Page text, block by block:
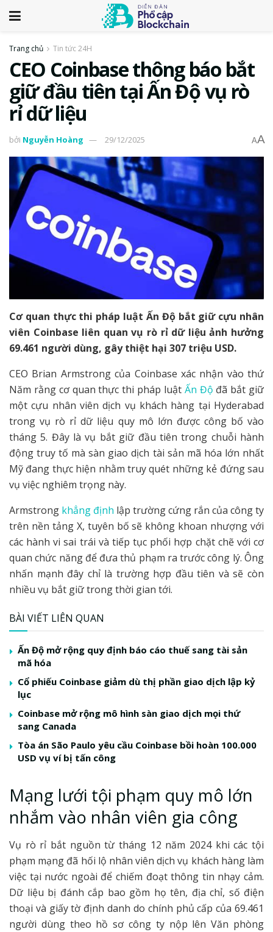
Trang chủ Tin tức 24H
CEO Coinbase thông báo bắt
giữ đầu tiên tại Ấn Độ vụ rò
rỉ dữ liệu
bởi Nguyễn Hoàng 29/12/2025 AA
Cơ quan thực thi pháp luật Ấn Độ bắt giữ cựu nhân
viên Coinbase liên quan vụ rò rỉ dữ liệu ảnh hưởng
69.461 người dùng, gây thiệt hại 307 triệu USD.
CEO Brian Armstrong của Coinbase xác nhận vào thứ
Năm rằng cơ quan thực thi pháp luật Ấn Độ đã bắt giữ
một cựu nhân viên dịch vụ khách hàng tại Hyderabad
trong vụ rò rỉ dữ liệu quy mô lớn được công bố vào
tháng 5. Đây là vụ bắt giữ đầu tiên trong chuỗi hành
động truy tố mà sàn giao dịch tài sản mã hóa lớn nhất
Mỹ đang thực hiện nhằm truy quét những kẻ đứng sau
vụ việc nghiêm trọng này.
Armstrong khẳng định lập trường cứng rắn của công ty
trên nền tảng X, tuyên bố sẽ không khoan nhượng với
các hành vi sai trái và tiếp tục phối hợp chặt chẽ với cơ
quan chức năng để đưa thủ phạm ra trước công lý. Ông
nhấn mạnh đây chỉ là trường hợp đầu tiên và sẽ còn
nhiều vụ bắt giữ trong thời gian tới.
BÀI VIẾT LIÊN QUAN
Ấn Độ mở rộng quy định báo cáo thuế sang tài sản
mã hóa
Cổ phiếu Coinbase giảm dù thị phần giao dịch lập kỷ
lục
Coinbase mở rộng mô hình sàn giao dịch mọi thứ
sang Canada
Tòa án São Paulo yêu cầu Coinbase bồi hoàn 100.000
USD vụ ví bị tấn công
Mạng lưới tội phạm quy mô lớn
nhắm vào nhân viên gia công
Vụ rò rỉ bắt nguồn từ tháng 12 năm 2024 khi các tội
phạm mạng đã hối lộ nhân viên dịch vụ khách hàng làm
việc tại nước ngoài để chiếm đoạt thông tin nhạy cảm.
Dữ liệu bị đánh cắp bao gồm họ tên, địa chỉ, số điện
thoại và giấy tờ định danh do chính phủ cấp của 69.461
người dùng theo hồ sơ công ty nộp lên Văn phòng